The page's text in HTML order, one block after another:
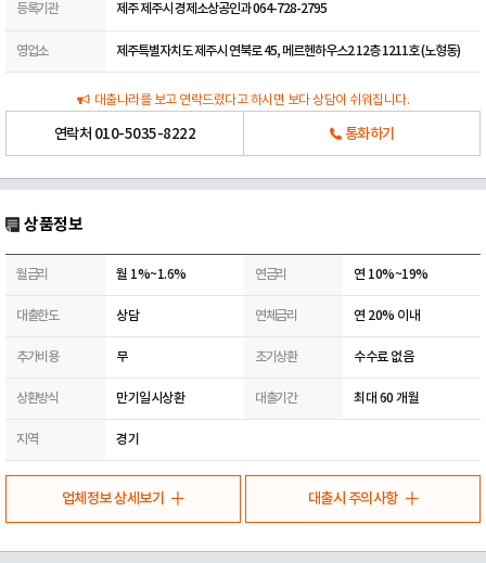
등록기관 제주 제주시 경제소상공인과 064-728-2795
영업소 제주특별자치도 제주시 연북로 45, 메르헨하우스2 12층 1211호 (노형동)
대출나라를 보고 연락드렸다고 하시면 보다 상담이 쉬워집니다.
연락처 010-5035-8222 통화하기
상품정보
월금리 월 1%~1.6% 연금리 연 10%~19%
대출한도 상담 연체금리 연 20% 이내
추가비용 무 조기상환 수수료 없음
상환방식 만기일시상환 대출기간 최대 60 개월
지역 경기
업체정보 상세보기 대출시 주의사항